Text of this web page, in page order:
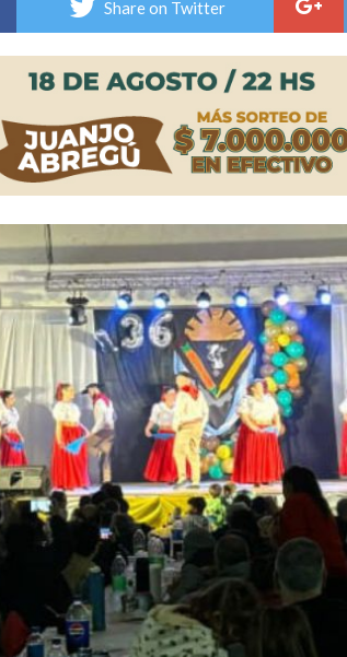
de lectura sobre literatura japonesa en la Biblioteca
Share on Twitter